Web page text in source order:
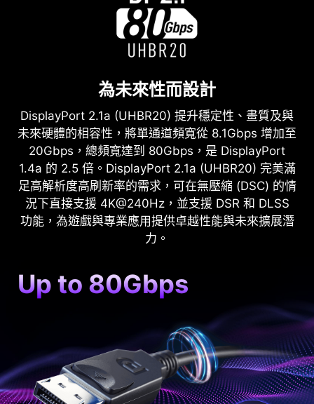
為未來性而設計
DisplayPort 2.1a (UHBR20) 提升穩定性、畫質及與
未來硬體的相容性，將單通道頻寬從 8.1Gbps 增加至
20Gbps，總頻寬達到 80Gbps，是 DisplayPort
1.4a 的 2.5 倍。DisplayPort 2.1a (UHBR20) 完美滿
足高解析度高刷新率的需求，可在無壓縮 (DSC) 的情
況下直接支援 4K@240Hz，並支援 DSR 和 DLSS
功能，為遊戲與專業應用提供卓越性能與未來擴展潛
力。
Up to 80Gbps